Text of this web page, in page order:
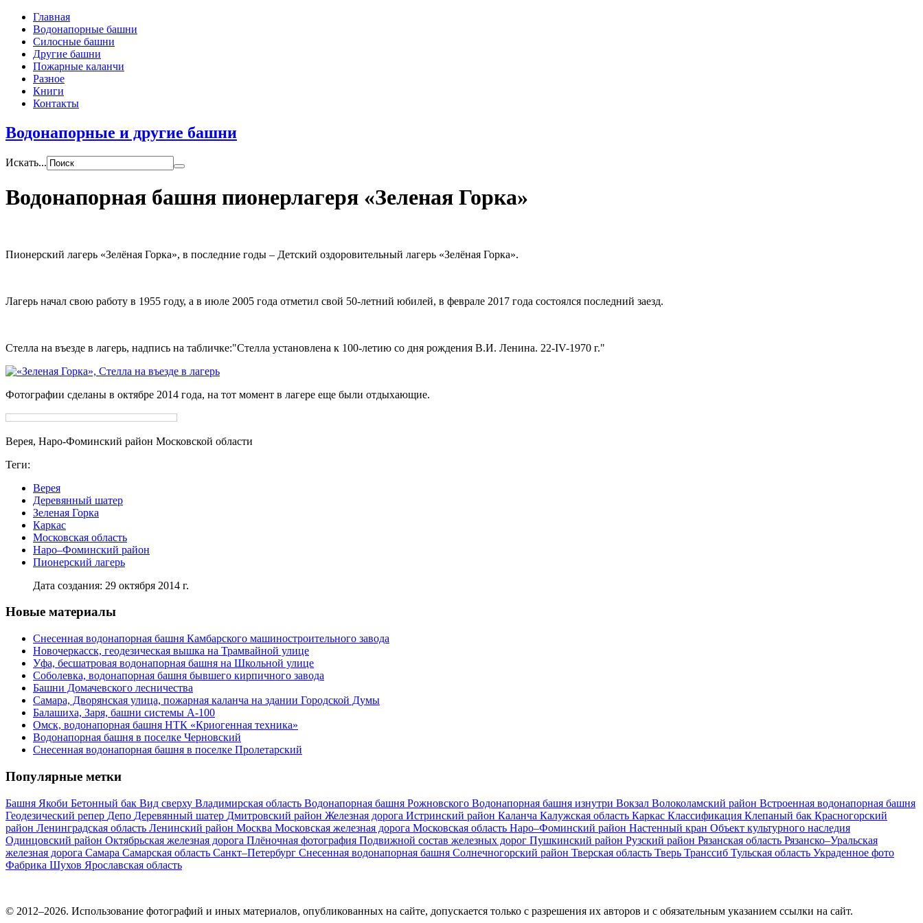
Главная
Водонапорные башни
Силосные башни
Другие башни
Пожарные каланчи
Разное
Книги
Контакты
Водонапорные и другие башни
Искать...
Водонапорная башня пионерлагеря «Зеленая Горка»
Пионерский лагерь «Зелёная Горка», в последние годы – Детский оздоровительный лагерь «Зелёная Горка».
Лагерь начал свою работу в 1955 году, а в июле 2005 года отметил свой 50-летний юбилей, в феврале 2017 года состоялся последний заезд.
Стелла на въезде в лагерь, надпись на табличке: Стелла установлена к 100-летию со дня рождения В.И. Ленина. 22-IV-1970 г.
Фотографии сделаны в октябре 2014 года, на тот момент в лагере еще были отдыхающие.
Верея, Наро-Фоминский район Московской области
Теги:
Верея
Деревянный шатер
Зеленая Горка
Каркас
Московская область
Наро–Фоминский район
Пионерский лагерь
Дата создания: 29 октября 2014 г.
Новые материалы
Снесенная водонапорная башня Камбарского машиностроительного завода
Новочеркасск, геодезическая вышка на Трамвайной улице
Уфа, бесшатровая водонапорная башня на Школьной улице
Соболевка, водонапорная башня бывшего кирпичного завода
Башни Домачевского лесничества
Самара, Дворянская улица, пожарная каланча на здании Городской Думы
Балашиха, Заря, башни системы А-100
Омск, водонапорная башня НТК «Криогенная техника»
Водонапорная башня в поселке Черновский
Снесенная водонапорная башня в поселке Пролетарский
Популярные метки
Башня Якоби Бетонный бак Вид сверху Владимирская область Водонапорная башня Рожновского Водонапорная башня изнутри Вокзал Волоколамский район Встроенная водонапорная башня
Геодезический репер Депо Деревянный шатер Дмитровский район Железная дорога Истринский район Каланча Калужская область Каркас Классификация Клепаный бак Красногорский
район Ленинградская область Ленинский район Москва Московская железная дорога Московская область Наро–Фоминский район Настенный кран Объект культурного наследия
Одинцовский район Октябрьская железная дорога Плёночная фотография Подвижной состав железных дорог Пушкинский район Рузский район Рязанская область Рязанско–Уральская
железная дорога Самара Самарская область Санкт–Петербург Снесенная водонапорная башня Солнечногорский район Тверская область Тверь Транссиб Тульская область Украденное фото
Фабрика Шухов Ярославская область
© 2012–2026. Использование фотографий и иных материалов, опубликованных на сайте, допускается только с разрешения их авторов и c обязательным указанием ссылки на сайт.